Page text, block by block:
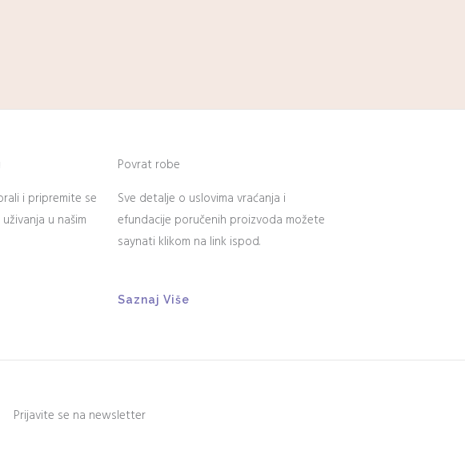
i pripremite se
u našim
Povrat robe
Sve detalje o uslovima vraćanja i
efundacije poručenih proizvoda možete
saynati klikom na link ispod.
Saznaj Više
Prijavite se na newsletter